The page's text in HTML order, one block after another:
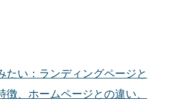
たい：ランディングページと
徴、ホームページとの違い、